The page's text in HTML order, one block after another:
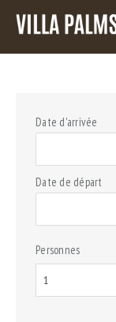
Date d'arrivée
Date de départ
Personnes